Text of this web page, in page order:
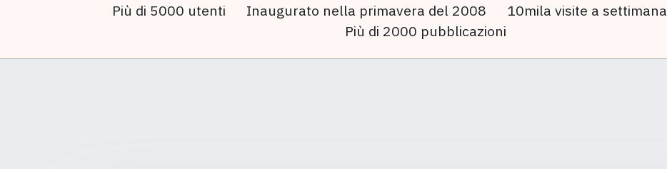
Più di 5000 utenti Inaugurato nella primavera del 2008 10mila visite a settimana
Più di 2000 pubblicazioni